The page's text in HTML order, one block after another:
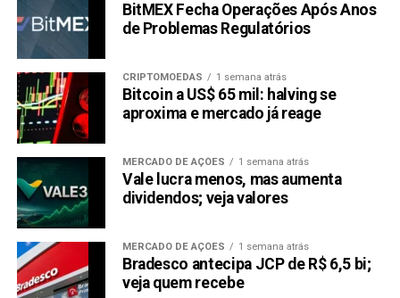
BitMEX Fecha Operações Após Anos
de Problemas Regulatórios
CRIPTOMOEDAS 1 semana atrás
Bitcoin a US$ 65 mil: halving se
aproxima e mercado já reage
MERCADO DE AÇÕES 1 semana atrás
Vale lucra menos, mas aumenta
dividendos; veja valores
MERCADO DE AÇÕES 1 semana atrás
Bradesco antecipa JCP de R$ 6,5 bi;
veja quem recebe